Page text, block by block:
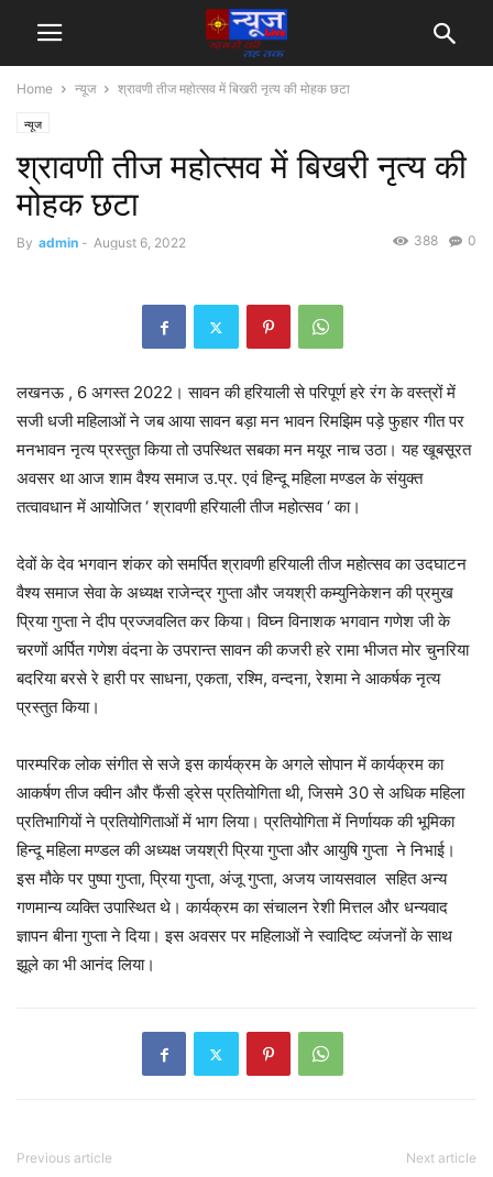
Home न्यूज श्रावणी तीज महोत्सव में बिखरी नृत्य की मोहक छटा
न्यूज
श्रावणी तीज महोत्सव में बिखरी नृत्य की
मोहक छटा
By admin - August 6, 2022 0
388
लखनऊ , 6 अगस्त 2022। सावन की हरियाली से परिपूर्ण हरे रंग के वस्त्रों में
सजी धजी महिलाओं ने जब आया सावन बड़ा मन भावन रिमझिम पड़े फुहार गीत पर
मनभावन नृत्य प्रस्तुत किया तो उपस्थित सबका मन मयूर नाच उठा। यह खूबसूरत
अवसर था आज शाम वैश्य समाज उ.प्र. एवं हिन्दू महिला मण्डल के संयुक्त
तत्वावधान में आयोजित ‘ श्रावणी हरियाली तीज महोत्सव ‘ का।
देवों के देव भगवान शंकर को समर्पित श्रावणी हरियाली तीज महोत्सव का उदघाटन
वैश्य समाज सेवा के अध्यक्ष राजेन्द्र गुप्ता और जयश्री कम्युनिकेशन की प्रमुख
प्रिया गुप्ता ने दीप प्रज्जवलित कर किया। विघ्न विनाशक भगवान गणेश जी के
चरणों अर्पित गणेश वंदना के उपरान्त सावन की कजरी हरे रामा भीजत मोर चुनरिया
बदरिया बरसे रे हारी पर साधना, एकता, रश्मि, वन्दना, रेशमा ने आकर्षक नृत्य
प्रस्तुत किया।
पारम्परिक लोक संगीत से सजे इस कार्यक्रम के अगले सोपान में कार्यक्रम का
आकर्षण तीज क्वीन और फैंसी ड्रेस प्रतियोगिता थी, जिसमे 30 से अधिक महिला
प्रतिभागियों ने प्रतियोगिताओं में भाग लिया। प्रतियोगिता में निर्णायक की भूमिका
हिन्दू महिला मण्डल की अध्यक्ष जयश्री प्रिया गुप्ता और आयुषि गुप्ता ने निभाई।
इस मौके पर पुष्पा गुप्ता, प्रिया गुप्ता, अंजू गुप्ता, अजय जायसवाल सहित अन्य
गणमान्य व्यक्ति उपास्थित थे। कार्यक्रम का संचालन रेशी मित्तल और धन्यवाद
ज्ञापन बीना गुप्ता ने दिया। इस अवसर पर महिलाओं ने स्वादिष्ट व्यंजनों के साथ
झूले का भी आनंद लिया।
Previous article Next article